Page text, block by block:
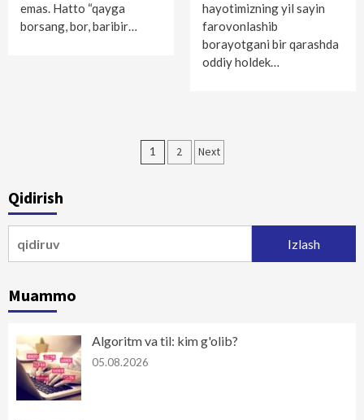
emas. Hatto “qayga
borsang, bor, baribir…
hayotimizning yil sayin
farovonlashib
borayotgani bir qarashda
oddiy holdek…
Maqolalar
1 2 Next
Qidirish
Muammo
Algoritm va til: kim g'olib?
05.08.2026